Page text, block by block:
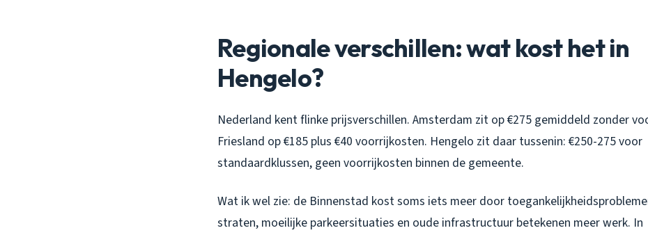
Regionale verschillen: wat kost het in
Hengelo?
Nederland kent flinke prijsverschillen. Amsterdam zit op €275 gemiddeld zonder
Friesland op €185 plus €40 voorrijkosten. Hengelo zit daar tussenin: €250-275 voor
standaardklussen, geen voorrijkosten binnen de gemeente.
Wat ik wel zie: de Binnenstad kost soms iets meer door
straten, moeilijke parkeersituaties en oude infrastructuur betekenen meer werk. In